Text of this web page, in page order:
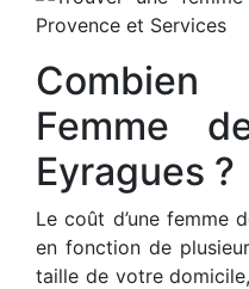
Femme
Eyragues ?
Le coût d’une femme
en fonction de
taille de votre